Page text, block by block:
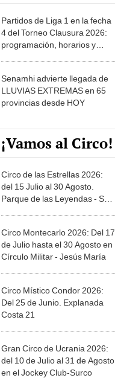
Partidos de Liga 1 en la fecha
4 del Torneo Clausura 2026:
programación, horarios y
Senamhi advierte llegada de
LLUVIAS EXTREMAS en 65
provincias desde HOY
¡Vamos al Circo!
Circo de las Estrellas 2026:
del 15 Julio al 30 Agosto.
Parque de las Leyendas - San
Circo Montecarlo 2026: Del 17
de Julio hasta el 30 Agosto en
Círculo Militar - Jesús María
Circo Místico Condor 2026:
Del 25 de Junio. Explanada
Costa 21
Gran Circo de Ucrania 2026:
del 10 de Julio al 31 de Agosto
en el Jockey Club-Surco